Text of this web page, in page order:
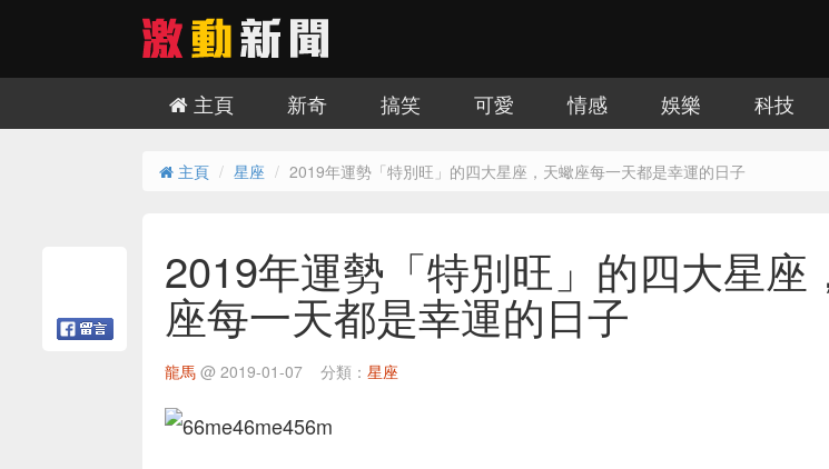
主頁 新奇 搞笑 可愛 情感 娛樂 科技
主頁 星座 2019年運勢「特別旺」的四大星座，天蠍座每一天都是幸運的日子
2019年運勢「特別旺」的四大星座
座每一天都是幸運的日子
龍馬 @ 2019-01-07 分類： 星座